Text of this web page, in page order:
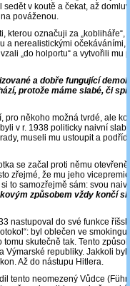
v koutě a čekat, až
pováženou.
kterou označuji za „kobliháře“,
a nerealistickými očekáváními,
„do holportu“ a vytvořili mu
a dobře fungující
protože máme slabé, či
pro někoho možná tvrdé, ale
v r. 1938 politicky naivní
museli mu ustoupit a
se začal proti němu
zřejmé, že mu jeho
to samozřejmě sám: svou
způsobem vždy končí
nastupoval do své funkce
byl oblečen ve
skutečně tak. Tento
Výmarské republiky. Jakkoli
Až do nástupu Hitlera.
tento neomezený Vůdce